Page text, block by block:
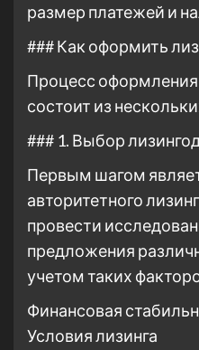
размер платежей и
### Как оформить
Процесс
состоит из
### 1. Выбор
Первым шагом
авторитетного
провести
предложения
учетом таких
Финансовая
Условия лизинга